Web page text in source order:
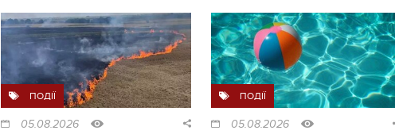
ПОДІЇ
05.08.2026
ПОДІЇ
05.08.2026